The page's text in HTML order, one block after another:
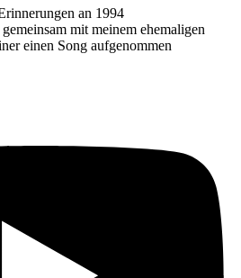
an 1994
mit meinem ehemaligen
einen Song aufgenommen